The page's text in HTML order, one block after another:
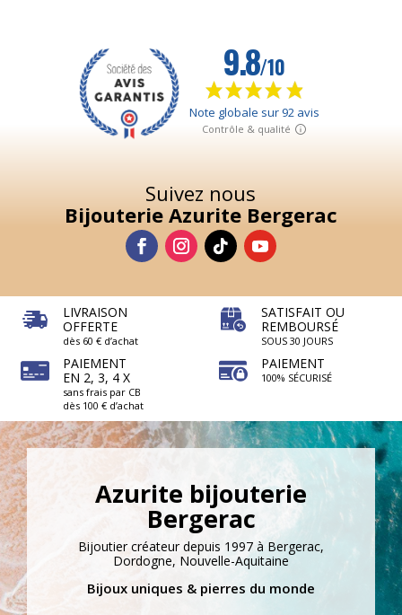
Suivez nous
Bijouterie Azurite Bergerac
LIVRAISON
OFFERTE
dès 60 € d’achat
PAIEMENT
EN 2, 3, 4 X
sans frais par CB
dès 100 € d’achat
SATISFAIT OU
REMBOURSÉ
SOUS 30 JOURS
PAIEMENT
100% SÉCURISÉ
Azurite bijouterie
Bergerac
Bijoutier créateur depuis 1997 à Bergerac,
Dordogne, Nouvelle-Aquitaine
Bijoux uniques & pierres du monde